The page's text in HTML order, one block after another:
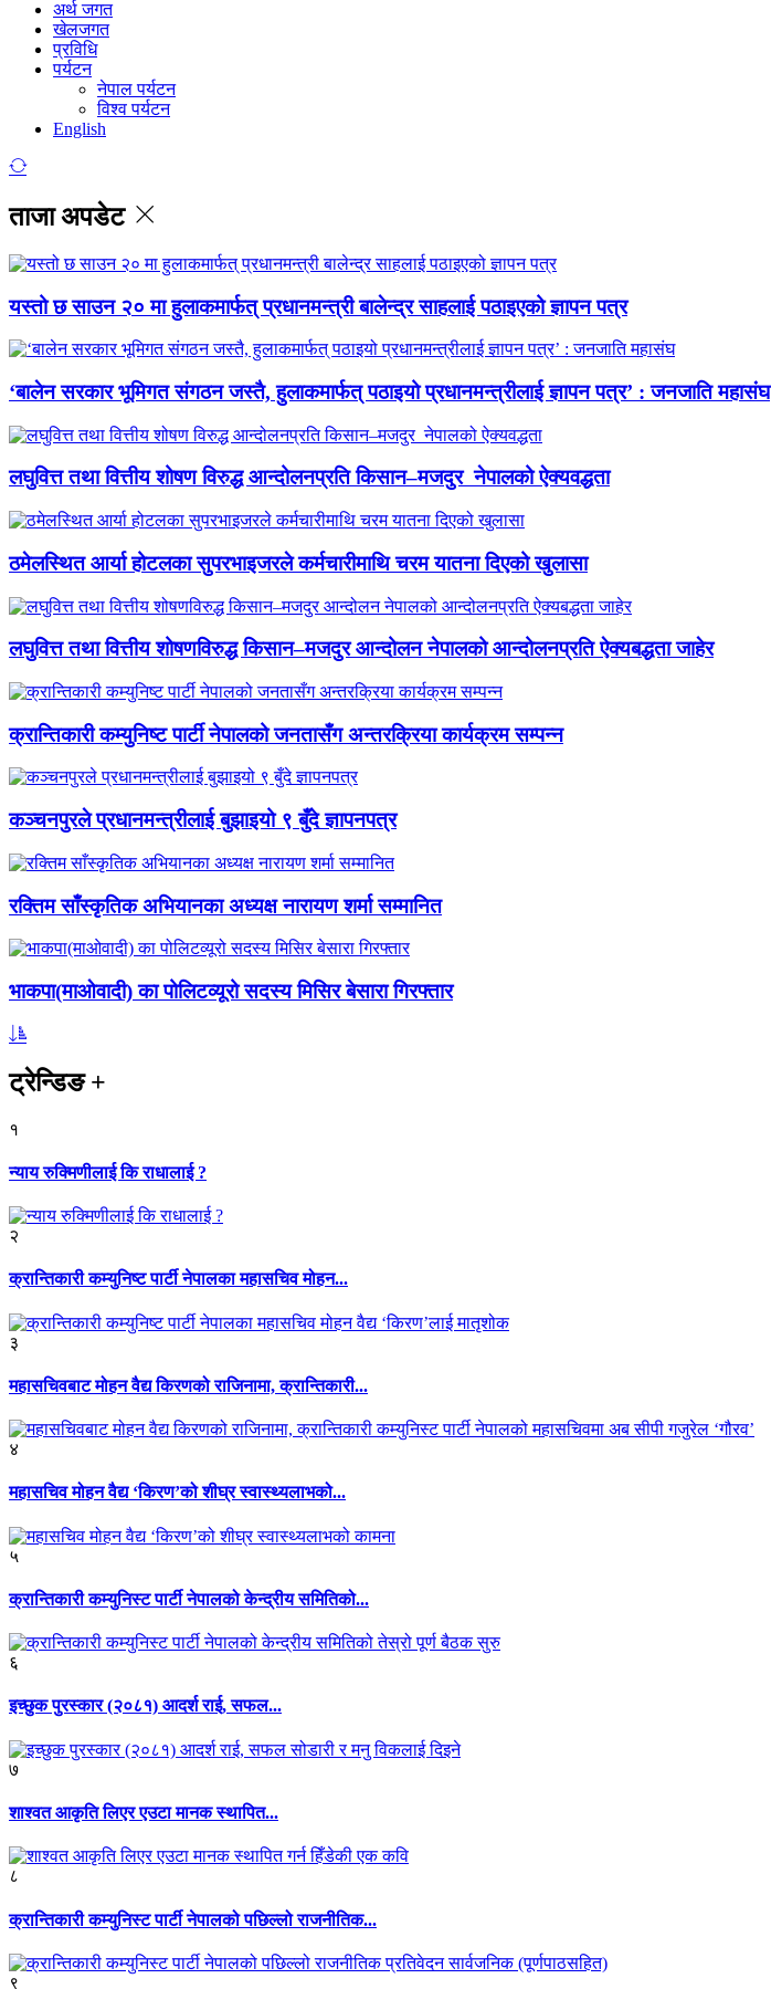
अर्थ जगत
खेलजगत
प्रविधि
पर्यटन
नेपाल पर्यटन
विश्व पर्यटन
English
ताजा अपडेट
यस्तो छ साउन २० मा हुलाकमार्फत् प्रधानमन्त्री बालेन्द्र साहलाई पठाइएको ज्ञापन पत्र
‘बालेन सरकार भूमिगत संगठन जस्तै, हुलाकमार्फत् पठाइयो प्रधानमन्त्रीलाई ज्ञापन पत्र’ : जनजाति महासंघ
लघुवित्त तथा वित्तीय शोषण विरुद्ध आन्दोलनप्रति किसान–मजदुर नेपालको ऐक्यवद्धता
ठमेलस्थित आर्या होटलका सुपरभाइजरले कर्मचारीमाथि चरम यातना दिएको खुलासा
लघुवित्त तथा वित्तीय शोषणविरुद्ध किसान–मजदुर आन्दोलन नेपालको आन्दोलनप्रति ऐक्यबद्धता जाहेर
क्रान्तिकारी कम्युनिष्ट पार्टी नेपालको जनतासँग अन्तरक्रिया कार्यक्रम सम्पन्न
कञ्चनपुरले प्रधानमन्त्रीलाई बुझाइयो ९ बुँदे ज्ञापनपत्र
रक्तिम साँस्कृतिक अभियानका अध्यक्ष नारायण शर्मा सम्मानित
भाकपा(माओवादी) का पोलिटव्यूरो सदस्य मिसिर बेसारा गिरफ्तार
ट्रेन्डिङ+
१
न्याय रुक्मिणीलाई कि राधालाई ?
२
क्रान्तिकारी कम्युनिष्ट पार्टी नेपालका महासचिव मोहन...
३
महासचिवबाट मोहन वैद्य किरणको राजिनामा, क्रान्तिकारी...
४
महासचिव मोहन वैद्य ‘किरण’को शीघ्र स्वास्थ्यलाभको...
५
क्रान्तिकारी कम्युनिस्ट पार्टी नेपालको केन्द्रीय समितिको...
६
इच्छुक पुरस्कार (२०८१) आदर्श राई, सफल...
७
शाश्वत आकृति लिएर एउटा मानक स्थापित...
८
क्रान्तिकारी कम्युनिस्ट पार्टी नेपालको पछिल्लो राजनीतिक...
९